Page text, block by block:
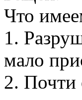
Что
1.
мало
2. Почти